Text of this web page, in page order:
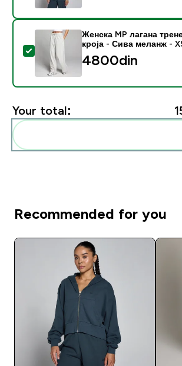
Select this product - Женска MP
Женска MP лагана
кроја - Сива меланж -
4800din‎
Your total:
Recommended for you